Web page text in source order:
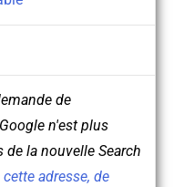
de
n'est plus
la nouvelle Search
cette adresse, de